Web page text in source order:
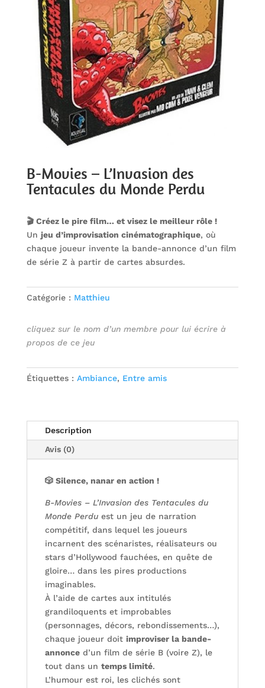
B-Movies – L’Invasion des
Tentacules du Monde Perdu
🎬 Créez le pire film… et visez le meilleur rôle !
Un jeu d’improvisation cinématographique, où
chaque joueur invente la bande-annonce d’un film
de série Z à partir de cartes absurdes.
Catégorie : Matthieu
cliquez sur le nom d’un membre pour lui écrire à
propos de ce jeu
Étiquettes : Ambiance, Entre amis
Description
Avis (0)
🎲 Silence, nanar en action !
B-Movies – L’Invasion des Tentacules du
Monde Perduest un jeu de narration
compétitif, dans lequel les joueurs
incarnent des scénaristes, réalisateurs ou
stars d’Hollywood fauchées, en quête de
gloire… dans les pires productions
imaginables.
À l’aide de cartes aux intitulés
grandiloquents et improbables
(personnages, décors, rebondissements…),
chaque joueur doit improviser la bande-
annonced’un film de série B (voire Z), le
tout dans un temps limité.
L’humour est roi, les clichés sont